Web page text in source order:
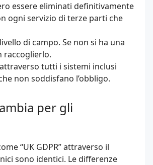
essere eliminati definitivamente
ogni servizio di terze parti che
di campo. Se non si ha una
raccoglierlo.
tutti i sistemi inclusi
non soddisfano l’obbligo.
per gli
“UK GDPR” attraverso il
sono identici. Le differenze